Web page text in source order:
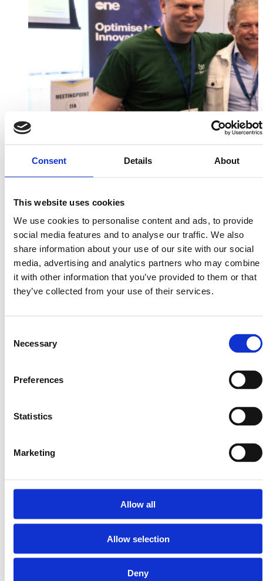
Consent Details About
This website uses cookies
We use cookies to personalise content and ads, to provide
social media features and to analyse our traffic. We also
share information about your use of our site with our social
media, advertising and analytics partners who may combine
it with other information that you’ve provided to them or that
they’ve collected from your use of their services.
Selection
Necessary
Preferences
Statistics
Marketing
Allow all
Allow selection
Deny
Dit waren de sprekers
van IT Asset
Anmol Nischal